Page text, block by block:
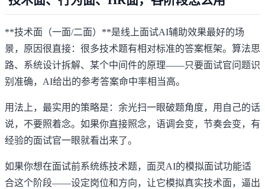
**技术面（一面/二面）**是线上面试AI辅助效果最好的场
景，原因很直接：很多技术题有相对标准的答案框架。算法思
路、系统设计拆解、某个中间件的原理——只要面试官问题识
别准确，AI给出的参考答案命中率相当高。
用法上，最实用的策略是：余光扫一眼破题角度，用自己的话
说，不要照着念。如果你直接照念，语调会变，节奏会变，有
经验的面试官一眼就看出来了。
如果你想在面试前系统练技术题， 面灵AI的模拟面试功能适
合这个阶段——设定岗位和方向，让它模拟真实技术面，逼出